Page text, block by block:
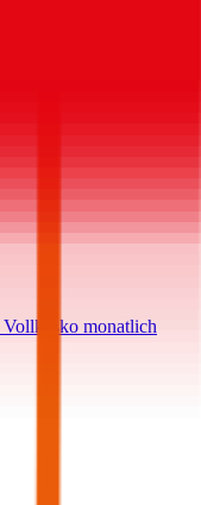
Vollkasko monatlich